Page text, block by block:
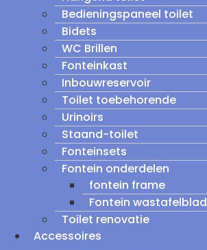
Bedieningspaneel toilet
Bidets
WC Brillen
Fonteinkast
Inbouwreservoir
Toilet toebehorende
Urinoirs
Staand-toilet
Fonteinsets
Fontein onderdelen
fontein frame
Fontein wastafelblad
Toilet renovatie
Accessoires